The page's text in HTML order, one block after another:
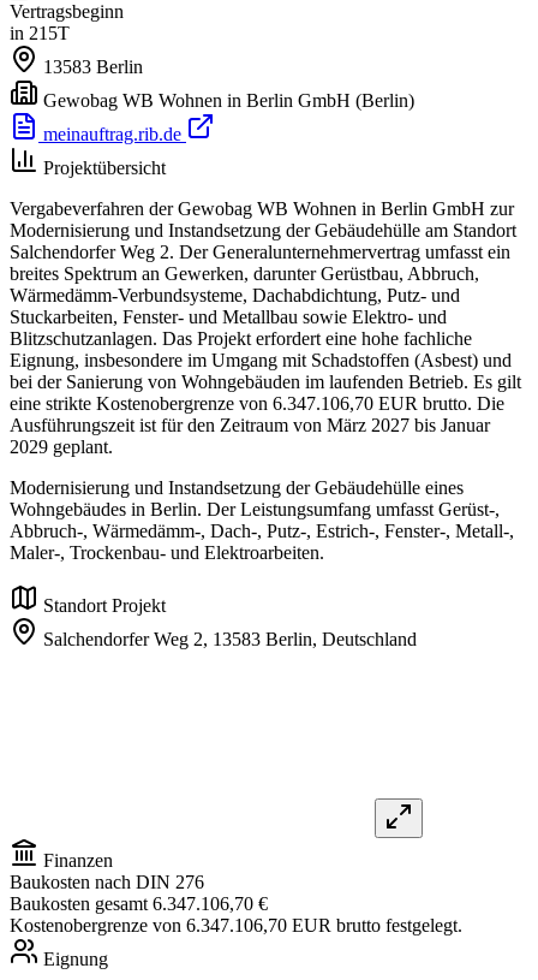
Vertragsbeginn
in 215T
13583 Berlin
Gewobag WB Wohnen in Berlin GmbH (Berlin)
meinauftrag.rib.de
Projektübersicht
Vergabeverfahren der Gewobag WB Wohnen in Berlin GmbH zur
Modernisierung und Instandsetzung der Gebäudehülle am Standort
Salchendorfer Weg 2. Der Generalunternehmervertrag umfasst ein
breites Spektrum an Gewerken, darunter Gerüstbau, Abbruch,
Wärmedämm-Verbundsysteme, Dachabdichtung, Putz- und
Stuckarbeiten, Fenster- und Metallbau sowie Elektro- und
Blitzschutzanlagen. Das Projekt erfordert eine hohe fachliche
Eignung, insbesondere im Umgang mit Schadstoffen (Asbest) und
bei der Sanierung von Wohngebäuden im laufenden Betrieb. Es gilt
eine strikte Kostenobergrenze von 6.347.106,70 EUR brutto. Die
Ausführungszeit ist für den Zeitraum von März 2027 bis Januar
2029 geplant.
Modernisierung und Instandsetzung der Gebäudehülle eines
Wohngebäudes in Berlin. Der Leistungsumfang umfasst Gerüst-,
Abbruch-, Wärmedämm-, Dach-, Putz-, Estrich-, Fenster-, Metall-,
Maler-, Trockenbau- und Elektroarbeiten.
Standort Projekt
Salchendorfer Weg 2, 13583 Berlin, Deutschland
Finanzen
Baukosten nach DIN 276
Baukosten gesamt 6.347.106,70 €
Kostenobergrenze von 6.347.106,70 EUR brutto festgelegt.
Eignung